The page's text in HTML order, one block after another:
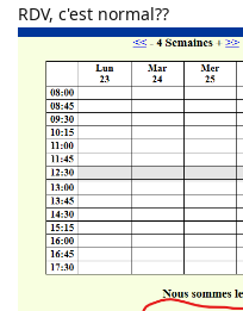
RDV, c'est normal??